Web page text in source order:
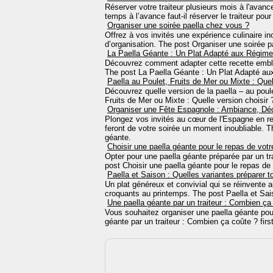
Réserver votre traiteur plusieurs mois à
temps à l’avance faut-il réserver le traiteur
Organiser une soirée paella chez vous ?
Offrez à vos invités une expérience culinaire
d’organisation. The post Organiser une soirée
La Paella Géante : Un Plat Adapté aux
Découvrez comment adapter cette recette
The post La Paella Géante : Un Plat Adapté
Paella au Poulet, Fruits de Mer ou Mixte :
Découvrez quelle version de la paella – au
Fruits de Mer ou Mixte : Quelle version
Organiser une Fête Espagnole : Ambiance,
Plongez vos invités au cœur de l'Espagne en
feront de votre soirée un moment inoubliable.
géante.
Choisir une paella géante pour le repas de
Opter pour une paella géante préparée par un
post Choisir une paella géante pour le repas
Paella et Saison : Quelles variantes préparer
Un plat généreux et convivial qui se réinvente
croquants au printemps. The post Paella et
Une paella géante par un traiteur : Combien
Vous souhaitez organiser une paella géante
géante par un traiteur : Combien ça coûte ?